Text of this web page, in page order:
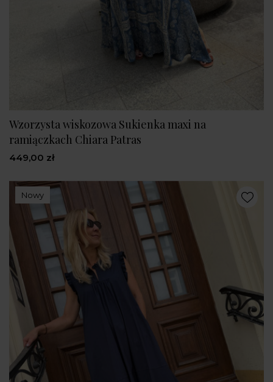
Wzorzysta wiskozowa Sukienka maxi na
ramiączkach Chiara Patras
449,00 zł
Nowy